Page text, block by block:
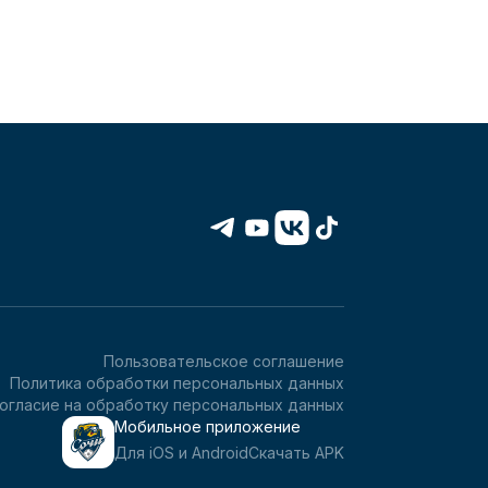
Мобильное приложение
Для iOS и AndroidСкачать APK
Пользовательское соглашение
Политика обработки персональных данных
на обработку персональных данных